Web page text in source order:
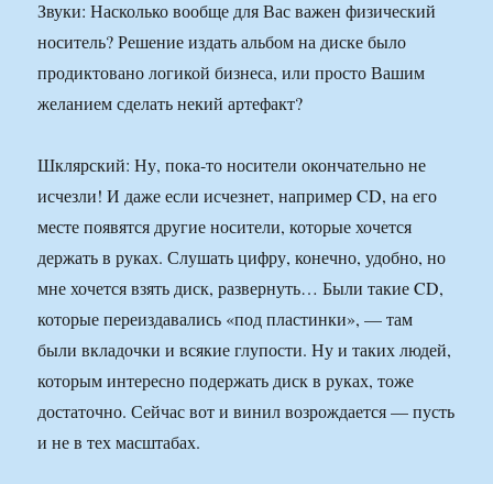
Звуки: Насколько вообще для Вас важен физический
носитель? Решение издать альбом на диске было
продиктовано логикой бизнеса, или просто Вашим
желанием сделать некий артефакт?
Шклярский: Ну, пока-то носители окончательно не
исчезли! И даже если исчезнет, например CD, на его
месте появятся другие носители, которые хочется
держать в руках. Слушать цифру, конечно, удобно, но
мне хочется взять диск, развернуть… Были такие CD,
которые переиздавались «под пластинки», — там
были вкладочки и всякие глупости. Ну и таких людей,
которым интересно подержать диск в руках, тоже
достаточно. Сейчас вот и винил возрождается — пусть
и не в тех масштабах.